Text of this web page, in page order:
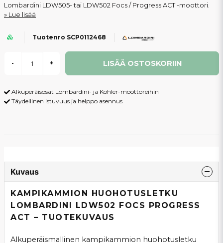
Lombardini LDW505- tai LDW502 Focs / Progress ACT -moottori.
Lue lisää
Tuotenro SCP0112468
- + LISÄÄ OSTOSKORIIN
Alkuperäisosat Lombardini- ja Kohler-moottoreihin
Täydellinen istuvuus ja helppo asennus
Kuvaus
KAMPIKAMMION HUOHOTUSLETKU
LOMBARDINI LDW502 FOCS PROGRESS
ACT – TUOTEKUVAUS
Alkuperäismallinen kampikammion huohotusletku